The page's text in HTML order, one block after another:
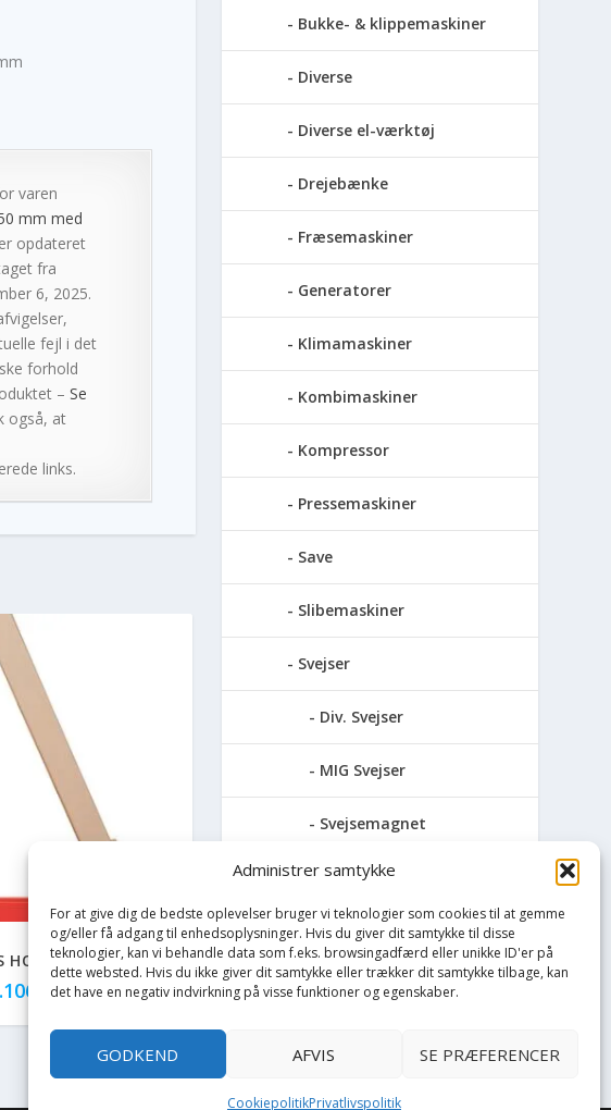
Administrer samtykke
For at give dig de bedste oplevelser bruger vi teknologier som cookies til at gemme
og/eller få adgang til enhedsoplysninger. Hvis du giver dit samtykke til disse
teknologier, kan vi behandle data som f.eks. browsingadfærd eller unikke ID'er på
dette websted. Hvis du ikke giver dit samtykke eller trækker dit samtykke tilbage, kan
det have en negativ indvirkning på visse funktioner og egenskaber.
GODKEND AFVIS SE PRÆFERENCER
CookiepolitikPrivatlivspolitik
varen
mm med
er opdateret
fra
6, 2025.
fejl i det
forhold
– Se
også, at
links.
HOLZMANN HS 200
kr.
Bukke- & klippemaskiner
Diverse
Diverse el-værktøj
Drejebænke
Fræsemaskiner
Generatorer
Klimamaskiner
Kombimaskiner
Kompressor
Pressemaskiner
Save
Slibemaskiner
Svejser
Div. Svejser
MIG Svejser
Svejsemagnet
Svejserøgsuger
TIG Svejser
Søjlebore- &
bænkboremaskiner